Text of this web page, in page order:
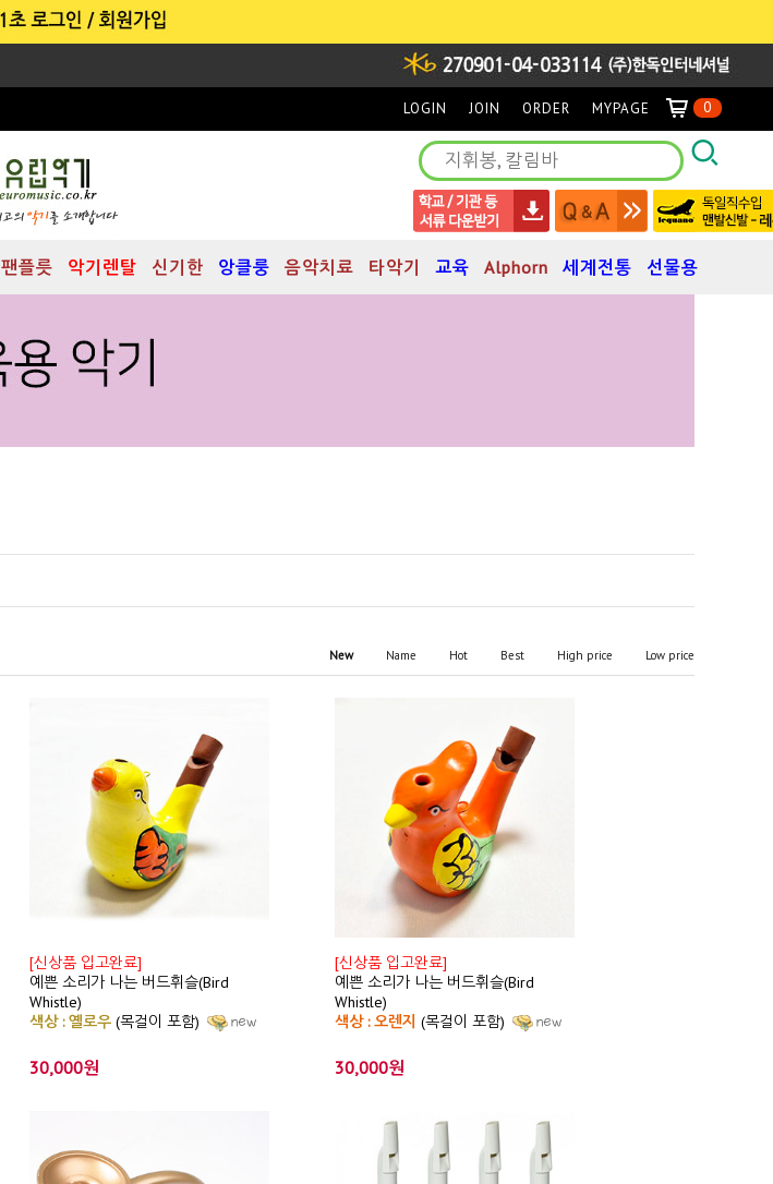
LOGIN JOIN ORDER MYPAGE 0
팬플릇 악기렌탈 신기한 앙클룽 음악치료 타악기 교육 Alphorn 세계전통 선물용
New Name Hot Best High price Low price
[신상품 입고완료]
예쁜 소리가 나는 버드휘슬(Bird
Whistle)
색상 : 옐로우 (목걸이 포함)
30,000원
[신상품 입고완료]
예쁜 소리가 나는 버드휘슬(Bird
Whistle)
색상 : 오렌지 (목걸이 포함)
30,000원